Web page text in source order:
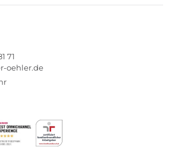
71
oehler.de